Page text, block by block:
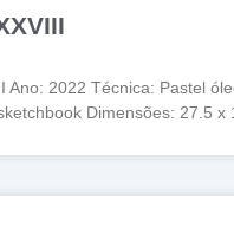
Ano: 2022 Técnica: Pastel
Dimensões: 27.5 x